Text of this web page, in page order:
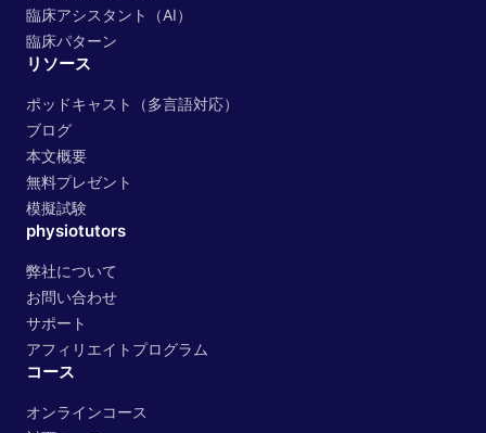
臨床アシスタント（AI）
臨床パターン
リソース
ポッドキャスト（多言語対応）
ブログ
本文概要
無料プレゼント
模擬試験
physiotutors
弊社について
お問い合わせ
サポート
アフィリエイトプログラム
コース
オンラインコース